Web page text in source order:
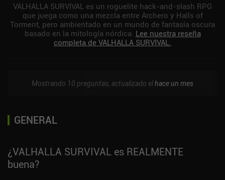
VALHALLA SURVIVAL es un roguelite hack-and-slash RPG
que juega como una mezcla entre Archero y Halls of
Torment, pero ambientado en un mundo de fantasía oscura
basado en la mitología nórdica. Lee nuestra reseña
completa de VALHALLA SURVIVAL.
Mostrando 10 preguntas, actualizado elhace un mes
GENERAL
¿VALHALLA SURVIVAL es REALMENTE
buena?